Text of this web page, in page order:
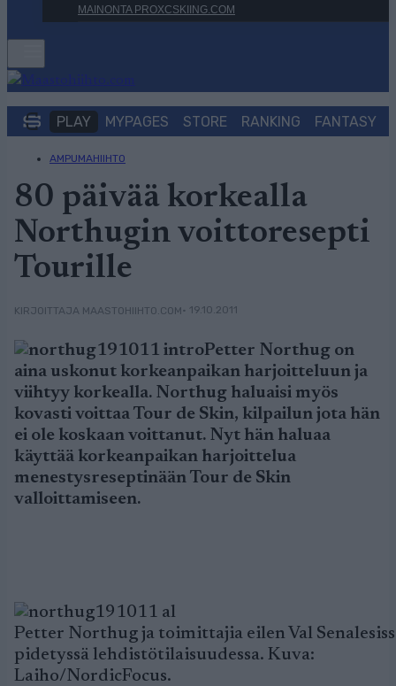
MAINONTA PROXCSKIING.COM
PLAY MYPAGES STORE RANKING FANTASY
AMPUMAHIIHTO
80 päivää korkealla
Northugin voittoresepti
Tourille
KIRJOITTAJA MAASTOHIIHTO.COM• 19.10.2011
Petter Northug on
aina uskonut korkeanpaikan harjoitteluun ja
viihtyy korkealla. Northug haluaisi myös
kovasti voittaa Tour de Skin, kilpailun jota hän
ei ole koskaan voittanut. Nyt hän haluaa
käyttää korkeanpaikan harjoittelua
menestysreseptinään Tour de Skin
valloittamiseen.
Petter Northug ja toimittajia eilen Val
pidetyssä lehdistötilaisuudessa. Kuva:
Laiho/NordicFocus.